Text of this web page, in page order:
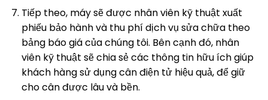
Tiếp theo, máy sẽ được nhân viên kỹ thuật xuất
phiếu bảo hành và thu phí dịch vụ sửa chữa theo
bảng báo giá của chúng tôi. Bên cạnh đó, nhân
viên kỹ thuật sẽ chia sẻ các thông tin hữu ích giúp
khách hàng sử dụng cân điện tử hiệu quả, để giữ
cho cân được lâu và bền.